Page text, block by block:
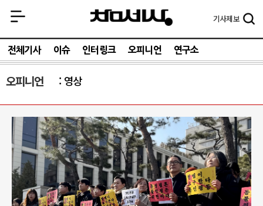
기사제보
전체기사 이슈 인터링크 오피니언 연구소
오피니언 영상